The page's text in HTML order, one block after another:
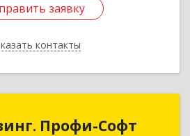
заявку
контакты
заявку
Назад
Профи-Софт
Профи-Софт